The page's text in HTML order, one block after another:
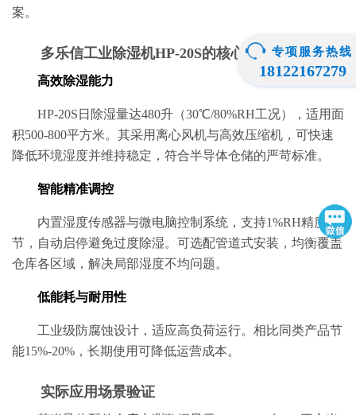
案。
多乐信工业除湿机HP-20S的核心优势
高效除湿能力
HP-20S日除湿量达480升（30℃/80%RH工况），适用面
积500-800平方米。其采用离心风机与高效压缩机，可快速
降低环境湿度并维持稳定，符合半导体仓储的严苛标准。
智能精准调控
内置湿度传感器与微电脑控制系统，支持1%RH精度调
节，自动启停避免过度除湿。可选配管道式安装，均衡覆盖
仓库各区域，解决局部湿度不均问题。
低能耗与耐用性
工业级防腐蚀设计，适应高负荷运行。相比同类产品节
能15%-20%，长期使用可降低运营成本。
实际应用场景验证
专项服务热线
18122167279